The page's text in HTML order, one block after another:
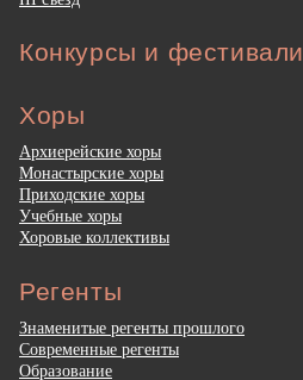
Конкурсы и фестивали
Хоры
Архиерейские хоры
Монастырские хоры
Приходские хоры
Учебные хоры
Хоровые коллективы
Регенты
Знаменитые регенты прошлого
Современные регенты
Образование